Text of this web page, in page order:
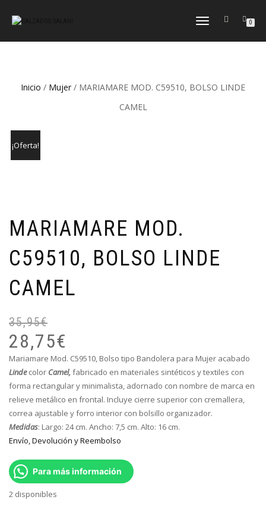
CAMBIAR
0
Inicio / Mujer / MARIAMARE MOD. C59510, BOLSO LINDE
CAMEL
¡Oferta!
MARIAMARE MOD.
C59510, BOLSO LINDE
CAMEL
35,95€
28,75€
Mariamare Mod. C59510, Bolso tipo Bandolera para Mujer acabado
Lindecolor Camel,fabricado en materiales sintéticos y textiles con
forma rectangular y minimalista, adornado con nombre de marca en
relieve metálico en frontal. Incluye cierre superior con cremallera,
correa ajustable y forro interior con bolsillo organizador.
Medidas: Largo: 24 cm. Ancho: 7,5 cm. Alto: 16 cm.
Envío, Devolución y Reembolso
Para más información
2 disponibles